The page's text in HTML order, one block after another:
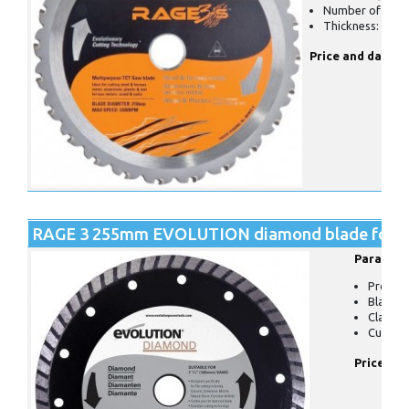
Number of
Thickness: 2
Price and date
RAGE 3 255mm EVOLUTION diamond blade for
Blade
Cuts:
Price